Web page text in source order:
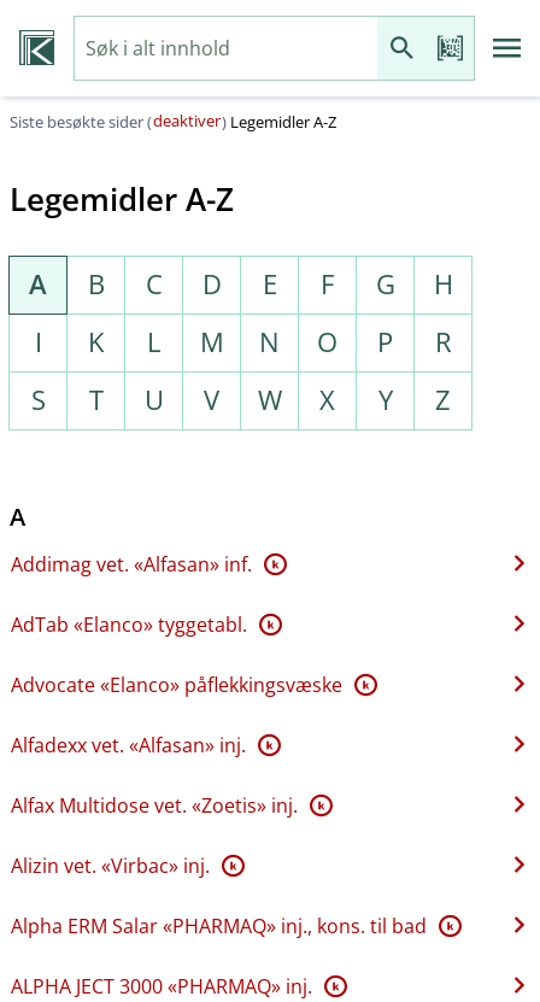
Siste besøkte sider (deaktiver) Legemidler A-Z
Legemidler A-Z
A B C D E F G
H
I
K L M N O P
R
S
T U V W X Y Z
A
Addimag vet. «Alfasan» inf. K
AdTab «Elanco» tyggetabl. K
Advocate «Elanco» påflekkingsvæske K
Alfadexx vet. «Alfasan» inj. K
Alfax Multidose vet. «Zoetis» inj. K
Alizin vet. «Virbac» inj. K
Alpha ERM Salar «PHARMAQ» inj., kons. til bad K
ALPHA JECT 3000 «PHARMAQ» inj. K